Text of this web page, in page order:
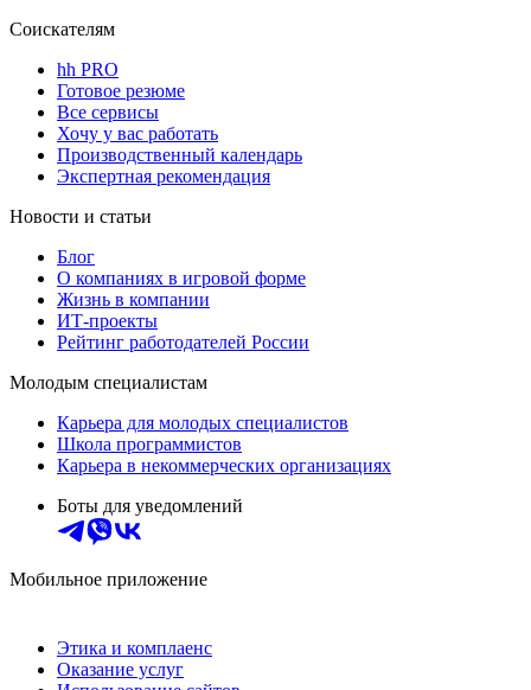
Соискателям
hh PRO
Готовое резюме
Все сервисы
Хочу у вас работать
Производственный календарь
Экспертная рекомендация
Новости и статьи
Блог
О компаниях в игровой форме
Жизнь в компании
ИТ-проекты
Рейтинг работодателей России
Молодым специалистам
Карьера для молодых специалистов
Школа программистов
Карьера в некоммерческих организациях
Боты для уведомлений
Мобильное приложение
Этика и комплаенс
Оказание услуг